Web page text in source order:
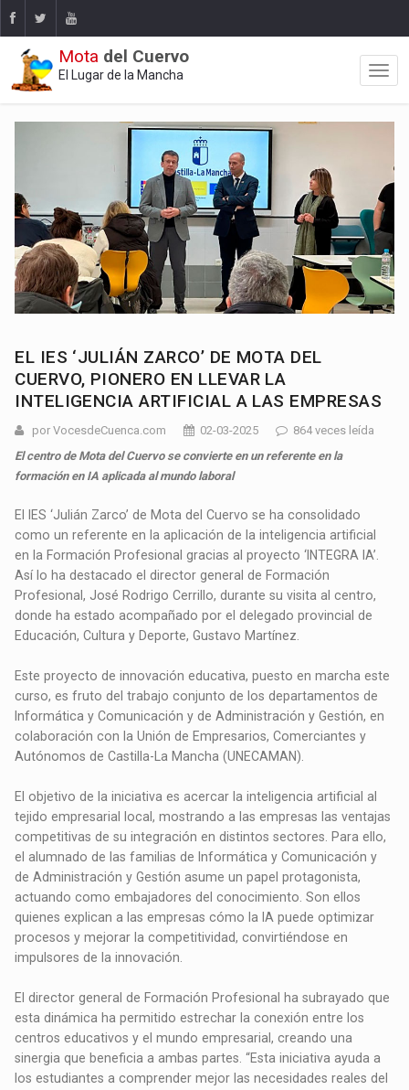
Mota del Cuervo
El Lugar de la Mancha
EL IES ‘JULIÁN ZARCO’ DE MOTA DEL
CUERVO, PIONERO EN LLEVAR LA
INTELIGENCIA ARTIFICIAL A LAS EMPRESAS
por VocesdeCuenca.com 02-03-2025
864 veces leída
El centro de Mota del Cuervo se convierte en un referente en la
formación en IA aplicada al mundo laboral
El IES ‘Julián Zarco’ de Mota del Cuervo se ha consolidado
como un referente en la aplicación de la inteligencia artificial
en la Formación Profesional gracias al proyecto ‘INTEGRA IA’.
Así lo ha destacado el director general de Formación
Profesional, José Rodrigo Cerrillo, durante su visita al centro,
donde ha estado acompañado por el delegado provincial de
Educación, Cultura y Deporte, Gustavo Martínez.
Este proyecto de innovación educativa, puesto en marcha este
curso, es fruto del trabajo conjunto de los departamentos de
Informática y Comunicación y de Administración y Gestión, en
colaboración con la Unión de Empresarios, Comerciantes y
Autónomos de Castilla-La Mancha (UNECAMAN).
El objetivo de la iniciativa es acercar la inteligencia artificial al
tejido empresarial local, mostrando a las empresas las ventajas
competitivas de su integración en distintos sectores. Para ello,
el alumnado de las familias de Informática y Comunicación y
de Administración y Gestión asume un papel protagonista,
actuando como embajadores del conocimiento. Son ellos
quienes explican a las empresas cómo la IA puede optimizar
procesos y mejorar la competitividad, convirtiéndose en
impulsores de la innovación.
El director general de Formación Profesional ha subrayado que
esta dinámica ha permitido estrechar la conexión entre los
centros educativos y el mundo empresarial, creando una
sinergia que beneficia a ambas partes. “Esta iniciativa ayuda a
los estudiantes a comprender mejor las necesidades reales del